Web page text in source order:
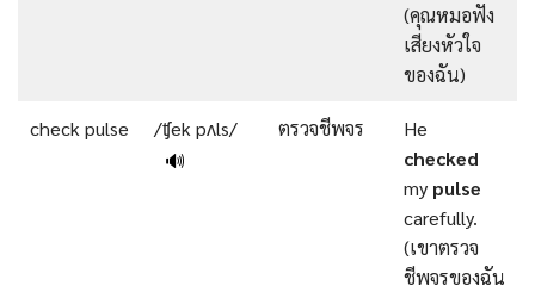
(คุณหมอฟัง
เสียงหัวใจ
ของฉัน)
check pulse
/ʧek pʌls/
🔊
ตรวจชีพจร
He
checked
my pulse
carefully.
(เขาตรวจ
ชีพจรของฉัน